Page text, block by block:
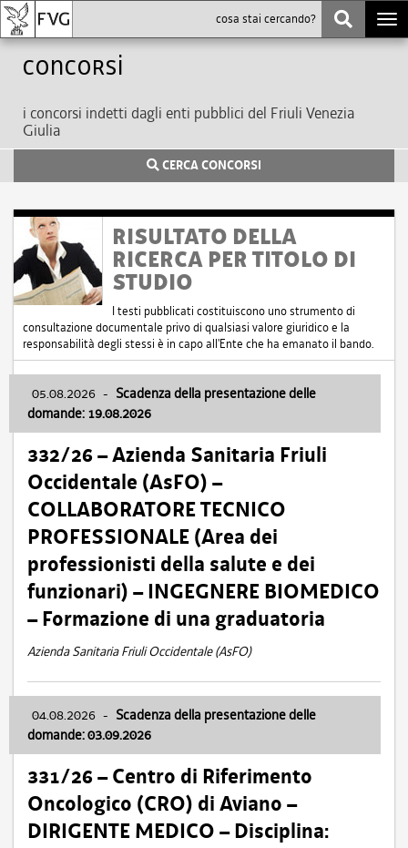
Concorsi
i concorsi indetti dagli enti pubblici del Friuli Venezia
Giulia
CERCA CONCORSI
RISULTATO DELLA
RICERCA PER TITOLO DI
STUDIO
I testi pubblicati costituiscono uno strumento di
consultazione documentale privo di qualsiasi valore giuridico e la
responsabilità degli stessi è in capo all'Ente che ha emanato il bando.
05.08.2026 - Scadenza della presentazione delle
domande: 19.08.2026
332/26 – Azienda Sanitaria Friuli
Occidentale (AsFO) –
COLLABORATORE TECNICO
PROFESSIONALE (Area dei
professionisti della salute e dei
funzionari) – INGEGNERE BIOMEDICO
– Formazione di una graduatoria
Azienda Sanitaria Friuli Occidentale (AsFO)
04.08.2026 - Scadenza della presentazione delle
domande: 03.09.2026
331/26 – Centro di Riferimento
Oncologico (CRO) di Aviano –
DIRIGENTE MEDICO – Disciplina: